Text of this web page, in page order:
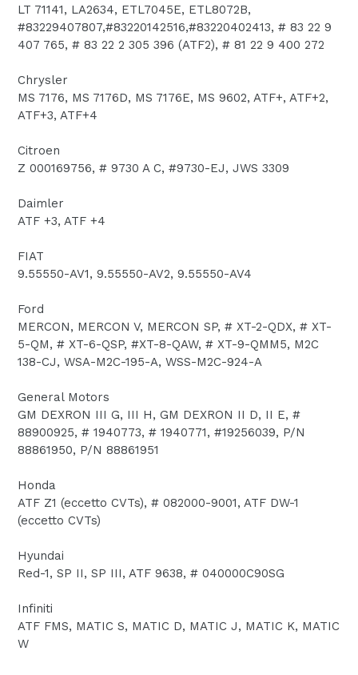
LT 71141, LA2634, ETL7045E, ETL8072B,
#83229407807,#83220142516,#83220402413, # 83 22 9
407 765, # 83 22 2 305 396 (ATF2), # 81 22 9 400 272
Chrysler
MS 7176, MS 7176D, MS 7176E, MS 9602, ATF+, ATF+2,
ATF+3, ATF+4
Citroen
Z 000169756, # 9730 A C, #9730-EJ, JWS 3309
Daimler
ATF +3, ATF +4
FIAT
9.55550-AV1, 9.55550-AV2, 9.55550-AV4
Ford
MERCON, MERCON V, MERCON SP, # XT-2-QDX, # XT-
5-QM, # XT-6-QSP, #XT-8-QAW, # XT-9-QMM5, M2C
138-CJ, WSA-M2C-195-A, WSS-M2C-924-A
General Motors
GM DEXRON III G, III H, GM DEXRON II D, II E, #
88900925, # 1940773, # 1940771, #19256039, P/N
88861950, P/N 88861951
Honda
ATF Z1 (eccetto CVTs), # 082000-9001, ATF DW-1
(eccetto CVTs)
Hyundai
Red-1, SP II, SP III, ATF 9638, # 040000C90SG
Infiniti
ATF FMS, MATIC S, MATIC D, MATIC J, MATIC K, MATIC
W